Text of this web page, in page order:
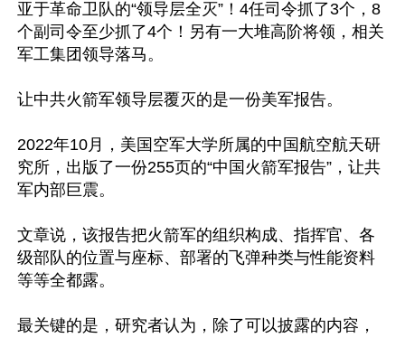
亚于革命卫队的“领导层全灭”！4任司令抓了3个，8
个副司令至少抓了4个！另有一大堆高阶将领，相关
军工集团领导落马。
让中共火箭军领导层覆灭的是一份美军报告。
2022年10月，美国空军大学所属的中国航空航天研
究所，出版了一份255页的“中国火箭军报告”，让共
军内部巨震。
文章说，该报告把火箭军的组织构成、指挥官、各
级部队的位置与座标、部署的飞弹种类与性能资料
等等全都露。
最关键的是，研究者认为，除了可以披露的内容，